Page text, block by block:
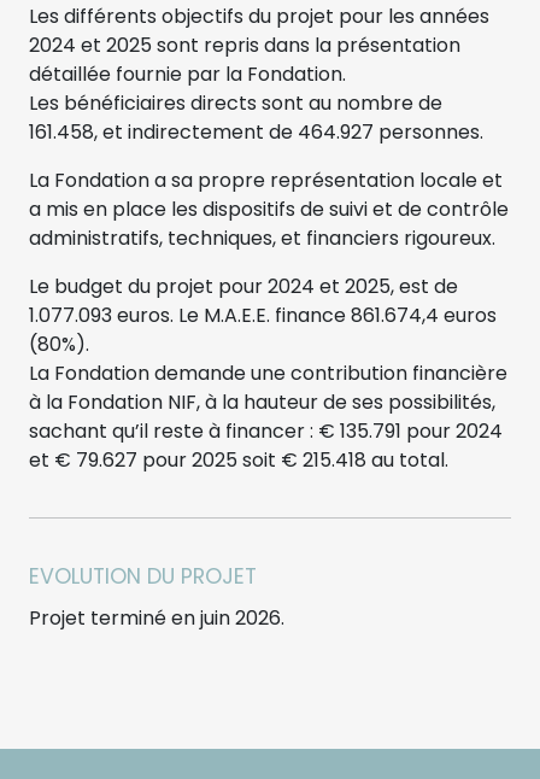
Les différents objectifs du projet pour les années
2024 et 2025 sont repris dans la présentation
détaillée fournie par la Fondation.
Les bénéficiaires directs sont au nombre de
161.458, et indirectement de 464.927 personnes.
La Fondation a sa propre représentation locale et
a mis en place les dispositifs de suivi et de contrôle
administratifs, techniques, et financiers rigoureux.
Le budget du projet pour 2024 et 2025, est de
1.077.093 euros. Le M.A.E.E. finance 861.674,4 euros
(80%).
La Fondation demande une contribution financière
à la Fondation NIF, à la hauteur de ses possibilités,
sachant qu’il reste à financer : € 135.791 pour 2024
et € 79.627 pour 2025 soit € 215.418 au total.
EVOLUTION DU PROJET
Projet terminé en juin 2026.